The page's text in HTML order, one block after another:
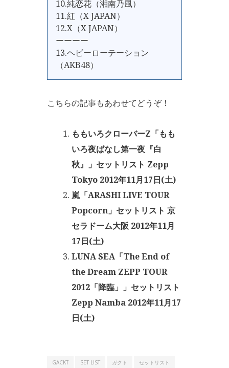
10.純恋花（湘南乃風）
11.紅（X JAPAN）
12.X（X JAPAN）
ーーーー
13.ヘビーローテーション
（AKB48）
こちらの記事もあわせてどうぞ！
ももいろクローバーZ「もも
いろ夜ばなし第一夜『白
秋』」セットリスト Zepp
Tokyo 2012年11月17日(土)
嵐「ARASHI LIVE TOUR
Popcorn」セットリスト 京
セラドーム大阪 2012年11月
17日(土)
LUNA SEA「The End of
the Dream ZEPP TOUR
2012「降臨」」セットリスト
Zepp Namba 2012年11月17
日(土)
GACKT SET LIST ガクト
セットリスト